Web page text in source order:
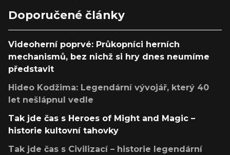
Doporučené články
Videoherní poprvé: Průkopníci herních
mechanismů, bez nichž si hry dnes neumíme
představit
Hideo Kodžima: Legendární vývojář, který 40
let nešlápnul vedle
Tak jde čas s Heroes of Might and Magic –
historie kultovní tahovky
Tak jde čas s Civilizací – historie legendární